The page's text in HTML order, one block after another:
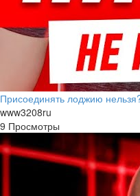
Присоединять лоджию
www3208ru
9 Просмотры